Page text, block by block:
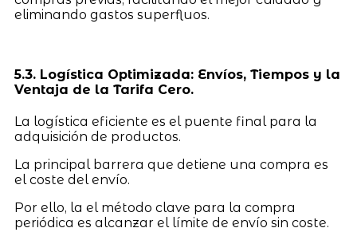
eliminando gastos superfluos.
5.3. Logística Optimizada: Envíos, Tiempos y la
Ventaja de la Tarifa Cero.
La logística eficiente es el puente final para la
adquisición de productos.
La principal barrera que detiene una compra es
el coste del envío.
Por ello, la el método clave para la compra
periódica es alcanzar el límite de envío sin coste.